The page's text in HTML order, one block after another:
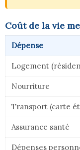
Coût de la vie
Dépense
Logement
Nourriture
Transport (carte
Assurance santé
Dépenses